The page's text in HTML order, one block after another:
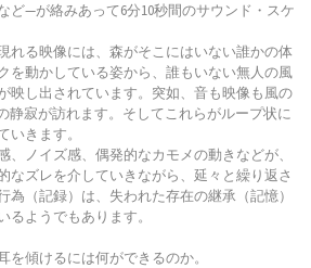
ど—が絡みあって6分10秒間のサウンド・スケ
れる映像には、森がそこにはいない誰かの体
を動かしている姿から、誰もいない無人の風
映し出されています。突如、音も映像も風の
静寂が訪れます。そしてこれらがループ状に
いきます。
、ノイズ感、偶発的なカモメの動きなどが、
なズレを介していきながら、延々と繰り返さ
為（記録）は、失われた存在の継承（記憶）
るようでもあります。
を傾けるには何ができるのか。